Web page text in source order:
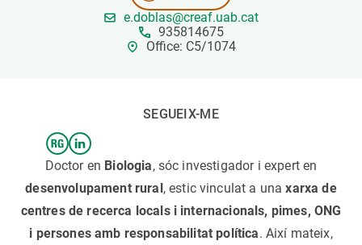
e.doblas@creaf.uab.cat
935814675
Office: C5/1074
SEGUEIX-ME
Doctor en Biologia, sóc investigador i expert en
desenvolupament rural, estic vinculat a unaxarxa de
centres de recerca locals i internacionals, pimes, ONG
i persones amb responsabilitat política. Així mateix,